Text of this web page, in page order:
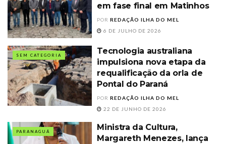
em fase final em Matinhos
POR REDAÇÃO ILHA DO MEL
6 DE JULHO DE 2026
SEM CATEGORIA
Tecnologia australiana
impulsiona nova etapa da
requalificação da orla de
Pontal do Paraná
POR REDAÇÃO ILHA DO MEL
22 DE JUNHO DE 2026
PARANAGUÁ
Ministra da Cultura,
Margareth Menezes, lança